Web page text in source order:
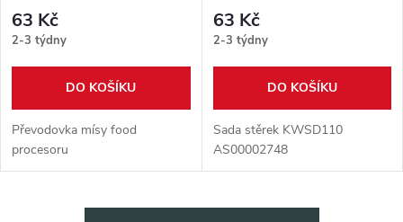
63 Kč
2-3 týdny
DO KOŠÍKU
Převodovka mísy food
procesoru
63 Kč
2-3 týdny
DO KOŠÍKU
Sada stěrek KWSD110
AS00002748